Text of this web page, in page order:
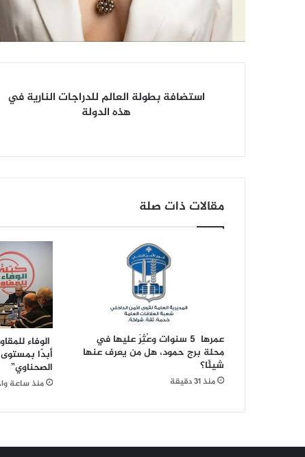
استضافة
بطولة
في
هذه
استضافة بطولة العالم للدراجات النارية في
هذه الدولة
مقالات ذات صلة
عمرها 5 سنوات وعُثِرَ عليها في
محلة برج حمود، هل من يعرف عنها
شيئًا؟
منذ 31 دقيقة
الوفاء
أبدًا
الصحناوي”
منذ ساعة